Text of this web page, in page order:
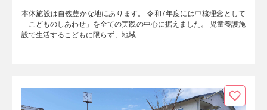
本体施設は自然豊かな地にあります。 令和7年度には中核理念として
「こどものしあわせ」を全ての実践の中心に据えました。 児童養護施
設で生活するこどもに限らず、地域…